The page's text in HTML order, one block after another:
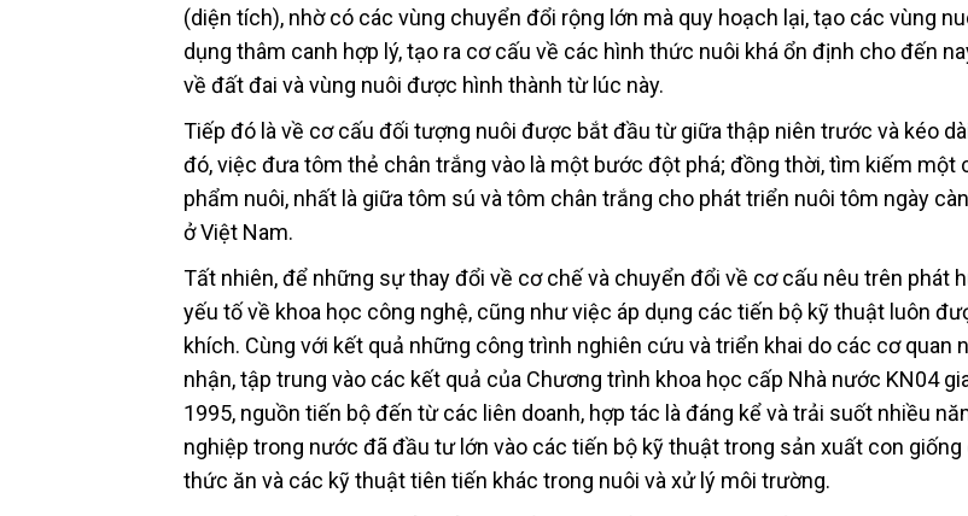
(diện tích), nhờ có các vùng chuyển đổi rộng lớn mà quy hoạch lại, tạo các vùng
dụng thâm canh hợp lý, tạo ra cơ cấu về các hình thức nuôi khá ổn định cho đến
về đất đai và vùng nuôi được hình thành từ lúc này.
Tiếp đó là về cơ cấu đối tượng nuôi được bắt đầu từ giữa thập niên trước và kéo
đó, việc đưa tôm thẻ chân trắng vào là một bước đột phá; đồng thời, tìm kiếm một
phẩm nuôi, nhất là giữa tôm sú và tôm chân trắng cho phát triển nuôi tôm ngày
ở Việt Nam.
Tất nhiên, để những sự thay đổi về cơ chế và chuyển đổi về cơ cấu nêu trên phát
yếu tố về khoa học công nghệ, cũng như việc áp dụng các tiến bộ kỹ thuật luôn
khích. Cùng với kết quả những công trình nghiên cứu và triển khai do các cơ quan
nhận, tập trung vào các kết quả của Chương trình khoa học cấp Nhà nước KN04
1995, nguồn tiến bộ đến từ các liên doanh, hợp tác là đáng kể và trải suốt nhiều
nghiệp trong nước đã đầu tư lớn vào các tiến bộ kỹ thuật trong sản xuất con
thức ăn và các kỹ thuật tiên tiến khác trong nuôi và xử lý môi trường.